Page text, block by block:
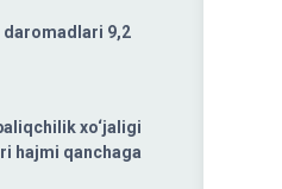
daromadlari 9,2
xo‘jaligi
hajmi qanchaga